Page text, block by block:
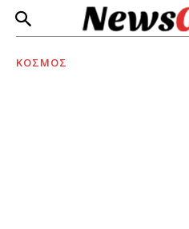
ΚΟΣΜΟΣ